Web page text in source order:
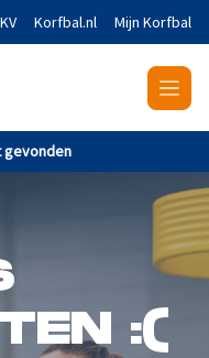
Korfbal.nl Mijn Korfbal
gevonden
:(